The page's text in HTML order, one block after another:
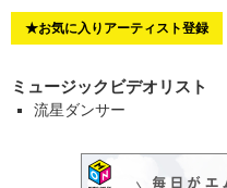
★お気に入りアーティスト登録
ミュージックビデオリスト
流星ダンサー